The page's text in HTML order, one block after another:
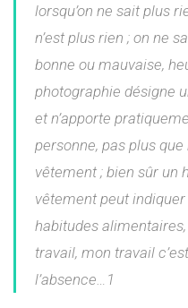
lorsqu’on ne sait plus
n’est plus rien ; on ne
bonne ou mauvaise,
photographie désigne
et n’apporte
personne, pas plus
vêtement ; bien sûr un
vêtement peut
habitudes
travail, mon travail
l’absence…1